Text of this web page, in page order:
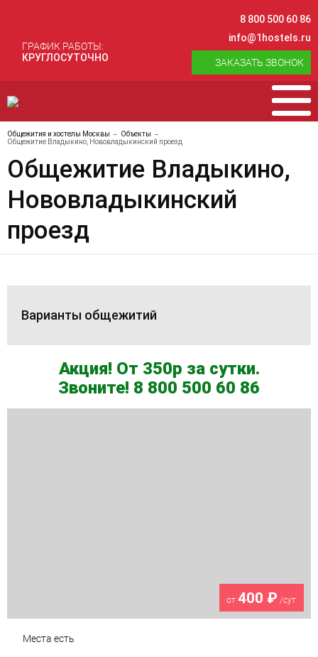
ГРАФИК РАБОТЫ:
КРУГЛОСУТОЧНО
8 800 500 60 86
info@1hostels.ru
ЗАКАЗАТЬ ЗВОНОК
Общежития и хостелы Москвы
Объекты
Общежитие Владыкино, Нововладыкинский проезд
Общежитие Владыкино,
Нововладыкинский
проезд
Варианты общежитий
Акция! От 350р за сутки.
Звоните! 8 800 500 60 86
от400 ₽ /сут
Места есть